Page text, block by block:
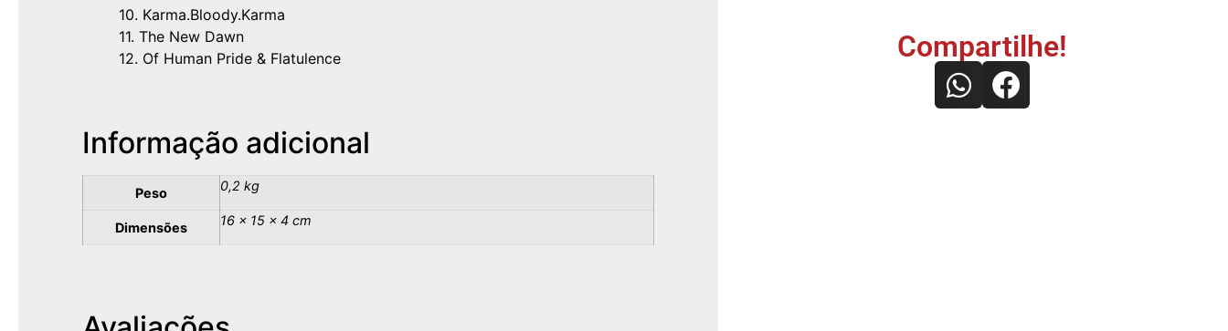
10. Karma.Bloody.Karma
11. The New Dawn
12. Of Human Pride & Flatulence
Informação adicional
Peso 0,2 kg
Dimensões 16 × 15 × 4 cm
Compartilhe!